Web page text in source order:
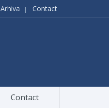
Arhiva Contact
Contact